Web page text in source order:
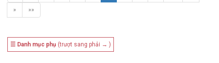
» »»
☰ Danh mục phụ (trượt sang phải → )